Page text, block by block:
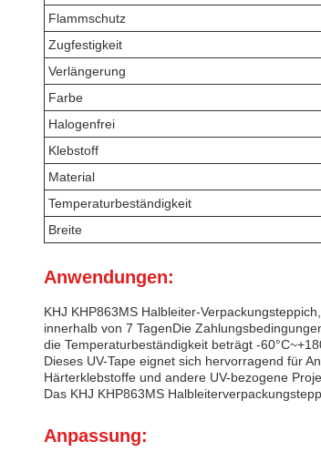
Flammschutz
Zugfestigkeit
Verlängerung
Farbe
Halogenfrei
Klebstoff
Material
Temperaturbeständigkeit
Breite
Anwendungen:
KHJ KHP863MS Halbleiter-
innerhalb von 7 TagenDie
die Temperaturbeständigkeit beträgt -
Dieses UV-Tape eignet sich hervorragend für
Härterklebstoffe und andere UV-bezogene
Das KHJ KHP863MS
Anpassung: